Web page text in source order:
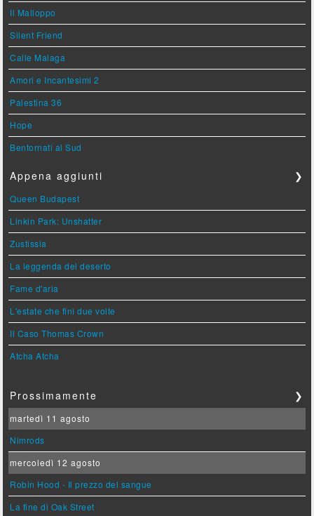
Il Malloppo
Silent Friend
Calle Malaga
Amori e Incantesimi 2
Palestina 36
Hope
Bentornati al Sud
Appena aggiunti ❯
Queen Budapest
Linkin Park: Unshatter
Zustissia
La leggenda del deserto
Fame d'aria
L'estate che finì due volte
Il Caso Thomas Crown
Atcha Atcha
Prossimamente ❯
martedì 11 agosto
Nimrods
mercoledì 12 agosto
Robin Hood - Il prezzo del sangue
La fine di Oak Street